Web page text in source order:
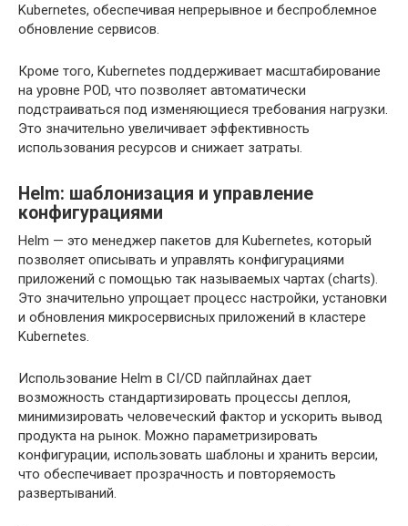
Kubernetes, обеспечивая непрерывное и беспроблемное
обновление сервисов.
Кроме того, Kubernetes поддерживает масштабирование
на уровне POD, что позволяет автоматически
подстраиваться под изменяющиеся требования нагрузки.
Это значительно увеличивает эффективность
использования ресурсов и снижает затраты.
Helm: шаблонизация и управление
конфигурациями
Helm — это менеджер пакетов для Kubernetes, который
позволяет описывать и управлять конфигурациями
приложений с помощью так называемых чартах (charts).
Это значительно упрощает процесс настройки, установки
и обновления микросервисных приложений в кластере
Kubernetes.
Использование Helm в CI/CD пайплайнах дает
возможность стандартизировать процессы деплоя,
минимизировать человеческий фактор и ускорить вывод
продукта на рынок. Можно параметризировать
конфигурации, использовать шаблоны и хранить версии,
что обеспечивает прозрачность и повторяемость
развертываний.